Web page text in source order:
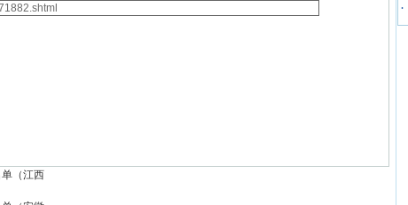
（江西
·